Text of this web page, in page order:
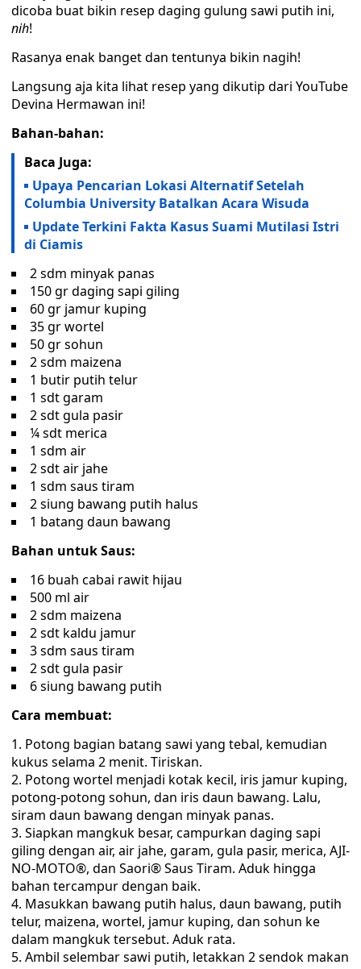
dicoba buat bikin resep daging gulung sawi putih ini,
nih!
Rasanya enak banget dan tentunya bikin nagih!
Langsung aja kita lihat resep yang dikutip dari YouTube
Devina Hermawan ini!
Bahan-bahan:
Baca Juga:
Upaya Pencarian Lokasi Alternatif Setelah
Columbia University Batalkan Acara Wisuda
Update Terkini Fakta Kasus Suami Mutilasi Istri
di Ciamis
2 sdm minyak panas
150 gr daging sapi giling
60 gr jamur kuping
35 gr wortel
50 gr sohun
2 sdm maizena
1 butir putih telur
1 sdt garam
2 sdt gula pasir
¼ sdt merica
1 sdm air
2 sdt air jahe
1 sdm saus tiram
2 siung bawang putih halus
1 batang daun bawang
Bahan untuk Saus:
16 buah cabai rawit hijau
500 ml air
2 sdm maizena
2 sdt kaldu jamur
3 sdm saus tiram
2 sdt gula pasir
6 siung bawang putih
Cara membuat:
Potong bagian batang sawi yang tebal, kemudian
kukus selama 2 menit. Tiriskan.
Potong wortel menjadi kotak kecil, iris jamur kuping,
potong-potong sohun, dan iris daun bawang. Lalu,
siram daun bawang dengan minyak panas.
Siapkan mangkuk besar, campurkan daging sapi
giling dengan air, air jahe, garam, gula pasir, merica, AJI-
NO-MOTO®, dan Saori® Saus Tiram. Aduk hingga
bahan tercampur dengan baik.
Masukkan bawang putih halus, daun bawang, putih
telur, maizena, wortel, jamur kuping, dan sohun ke
dalam mangkuk tersebut. Aduk rata.
Ambil selembar sawi putih, letakkan 2 sendok makan